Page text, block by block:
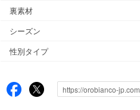
裏素材
シーズン
性別タイプ